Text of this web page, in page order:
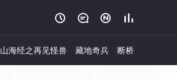
   
山海经之再见怪兽 藏地奇兵 断桥